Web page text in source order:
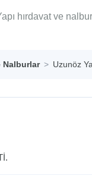
hırdavat ve
Nalburlar Uzunöz